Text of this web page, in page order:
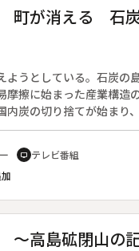
町が消える 石
ようとしている。石炭の
摩擦に始まった産業構造
内炭の切り捨てが始まり
高島炭鉱が閉山した。炭
業の高島町５５００人の
収減により財政は悪化の
めた。行政史上例をみな
ない町民たちの姿を追い
。
tv テレビ番組
～高島砿閉山の